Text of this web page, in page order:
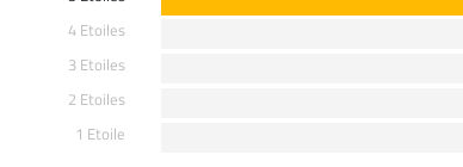
4 Etoiles
3 Etoiles
2 Etoiles
1 Etoile